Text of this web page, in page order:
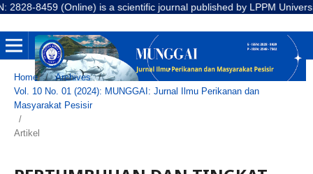
8459 (Online) is a scientific journal published by LPPM
Home / Archives
/
Vol. 10 No. 01 (2024): MUNGGAI: Jurnal Ilmu Perikanan dan
Masyarakat Pesisir
/
Artikel